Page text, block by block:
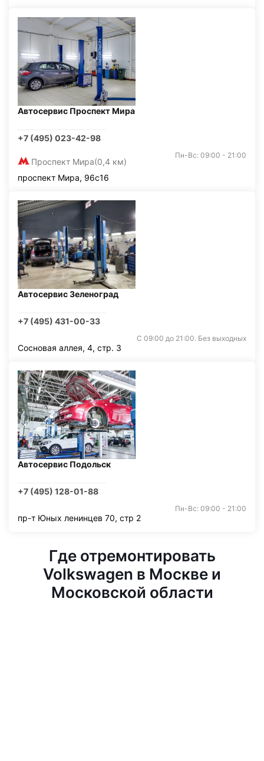
Автосервис Проспект Мира
+7 (495) 023-42-98
Проспект Мира(0,4 км)
Пн-Вс: 09:00 - 21:00
проспект Мира, 96с16
Автосервис Зеленоград
+7 (495) 431-00-33
С 09:00 до 21:00. Без выходных
Сосновая аллея, 4, стр. 3
Автосервис Подольск
+7 (495) 128-01-88
Пн-Вс: 09:00 - 21:00
пр-т Юных ленинцев 70, стр 2
Где отремонтировать
Volkswagen в Москве и
Московской области